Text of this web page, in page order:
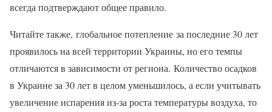
всегда подтверждают общее правило.
Читайте также, глобальное потепление за последние 30 лет
проявилось на всей территории Украины, но его темпы
отличаются в зависимости от региона. Количество осадков
в Украине за 30 лет в целом уменьшилось, а если учитывать
увеличение испарения из-за роста температуры воздуха, то